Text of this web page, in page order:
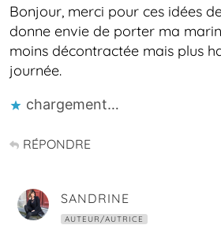
Bonjour, merci pour ces idées
donne envie de porter ma
moins décontractée mais plus
journée.
chargement…
RÉPONDRE
SANDRINE
AUTEUR/AUTRICE